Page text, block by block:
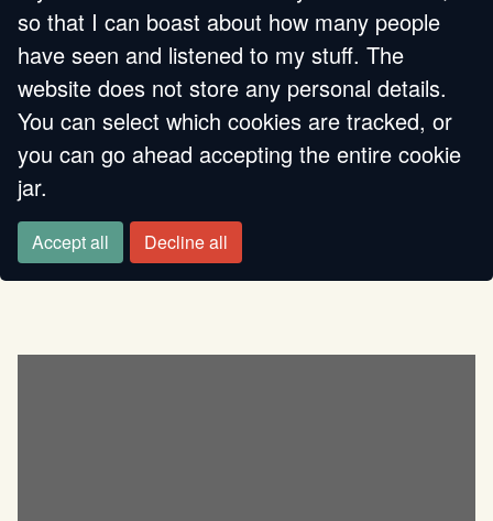
GUIDA PRATICA
ALL'INTAGLIO DEI
CUCCHIAI DI LEGNO
so that I can boast about how many people
have seen and listened to my stuff. The
website does not store any personal details.
You can select which cookies are tracked, or
you can go ahead accepting the entire cookie
jar.
Accept all Decline all